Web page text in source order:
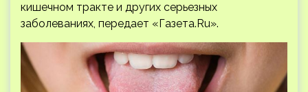
кишечном тракте и других серьезных
заболеваниях, передает «Газета.Ru».